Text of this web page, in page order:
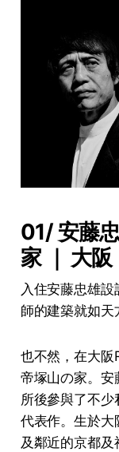
01/ 安藤
家 ｜ 大阪
入住安藤忠雄
師的建築就如天
也不然，在大阪
帝塚山の家。
所後參與了不
代表作。生於大
及鄰近的京都